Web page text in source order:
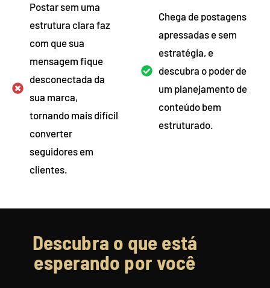
Postar sem uma
estrutura clara faz
com que sua
mensagem fique
desconectada da
sua marca,
tornando mais difícil
converter
seguidores em
clientes.
Chega de postagens
apressadas e sem
estratégia, e
descubra o poder de
um planejamento de
conteúdo bem
estruturado.
Descubra o que está
esperando por você